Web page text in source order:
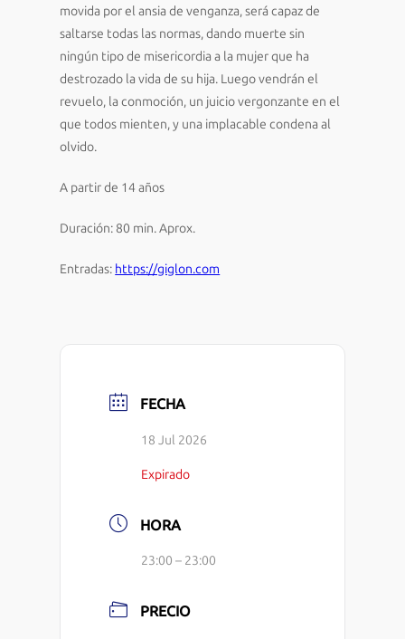
movida por el ansia de venganza, será capaz de
saltarse todas las normas, dando muerte sin
ningún tipo de misericordia a la mujer que ha
destrozado la vida de su hija. Luego vendrán el
revuelo, la conmoción, un juicio vergonzante en el
que todos mienten, y una implacable condena al
olvido.
A partir de 14 años
Duración: 80 min. Aprox.
Entradas: https://giglon.com
FECHA
18 Jul 2026
Expirado
HORA
23:00 – 23:00
PRECIO